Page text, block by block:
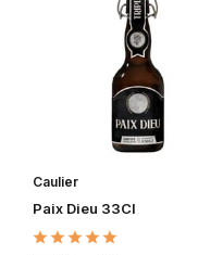
Caulier
Paix Dieu 33Cl